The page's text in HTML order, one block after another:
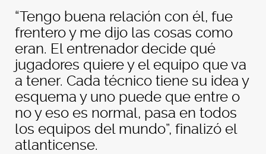
“Tengo buena relación con él, fue
frentero y me dijo las cosas como
eran. El entrenador decide qué
jugadores quiere y el equipo que va
a tener. Cada técnico tiene su idea y
esquema y uno puede que entre o
no y eso es normal, pasa en todos
los equipos del mundo”, finalizó el
atlanticense.